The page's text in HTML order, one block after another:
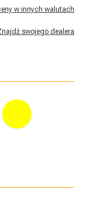
w innych walutach
swojego dealera